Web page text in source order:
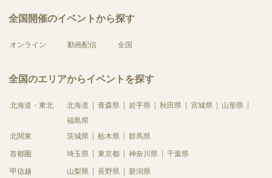
全国開催のイベントから探す
オンライン 動画配信 全国
全国のエリアからイベントを探す
北海道・東北 北海道 青森県 岩手県 秋田県 宮城県
山形県
福島県
北関東
茨城県 栃木県 群馬県
首都圏 埼玉県 東京都 神奈川県 千葉県
甲信越 山梨県 長野県 新潟県